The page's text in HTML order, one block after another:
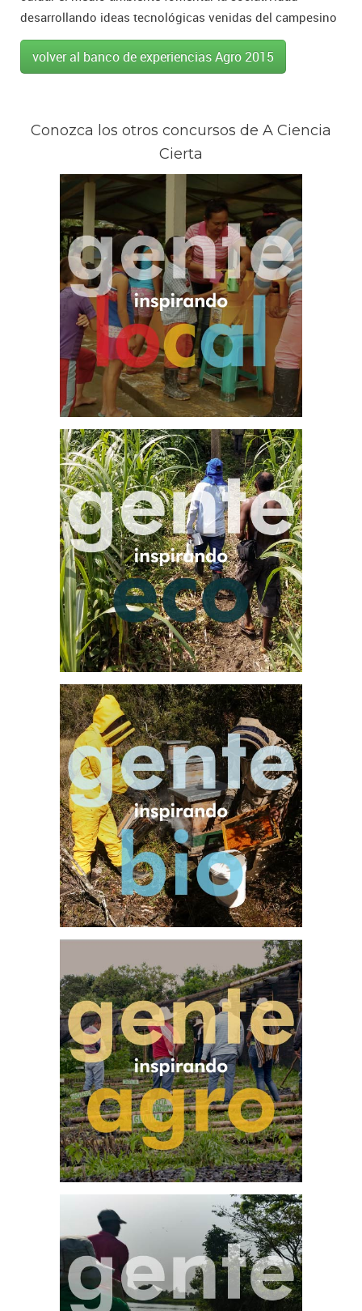
desarrollando ideas tecnológicas venidas del campesino
volver al banco de experiencias Agro 2015
Conozca los otros concursos de A Ciencia
Cierta